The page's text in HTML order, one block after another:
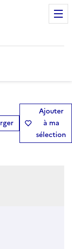
Ajouter
à ma
sélection